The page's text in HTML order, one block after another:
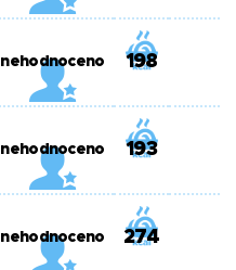
nehodnoceno 198
nehodnoceno 193
nehodnoceno 274